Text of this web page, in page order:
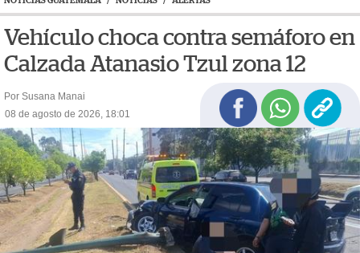
Vehículo choca contra semáforo en
Calzada Atanasio Tzul zona 12
Por Susana Manai
08 de agosto de 2026, 18:01